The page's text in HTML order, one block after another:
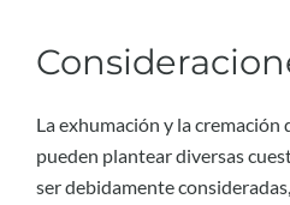
La exhumación y la cremación
pueden plantear diversas
ser debidamente